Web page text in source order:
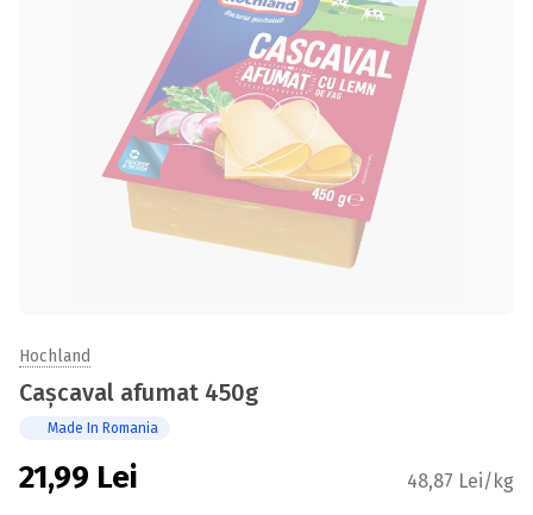
Hochland
Cașcaval afumat 450g
Made In Romania
21,99 Lei 48,87 Lei/kg